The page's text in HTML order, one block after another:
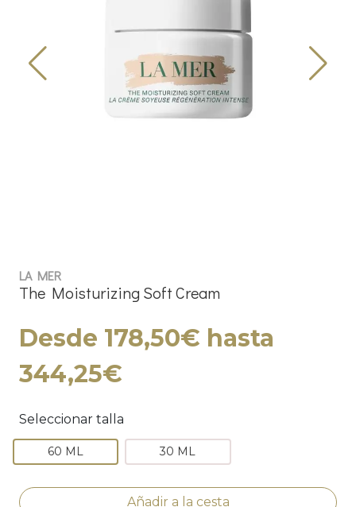
LA MER
The Moisturizing Soft Cream
Desde 178,50€ hasta
344,25€
Seleccionar talla
60 ML 30 ML